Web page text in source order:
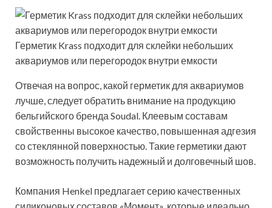
Герметик Krass подходит для склейки небольших
аквариумов или перегородок внутри емкости
Отвечая на вопрос, какой герметик для аквариумов
лучше, следует обратить внимание на продукцию
бельгийского бренда Soudal. Клеевым составам
свойственны высокое качество, повышенная адгезия
со стеклянной поверхностью. Такие герметики дают
возможность получить надежный и долговечный шов.
Компания Henkel предлагает серию качественных